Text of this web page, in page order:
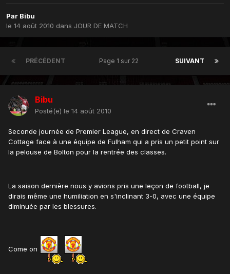
Par Bibu
le 14 août 2010 dans JOUR DE MATCH
PRÉCÉDENT SUIVANT
Page 1 sur 22
Bibu
Posté(e) le 14 août 2010
Seconde journée de Premier League, en direct de Craven
Cottage face à une équipe de Fulham qui a pris un petit point sur
la pelouse de Bolton pour la rentrée des classes.
La saison dernière nous y avions pris une leçon de football, je
dirais même une humiliation en s'inclinant 3-0, avec une équipe
diminuée par les blessures.
Come on